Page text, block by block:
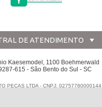
DE ATENDIMENTO
Kaesemodel, 1100 Boehmerwald
615 - São Bento do Sul - SC
PECAS LTDA - CNPJ: 02757780000144